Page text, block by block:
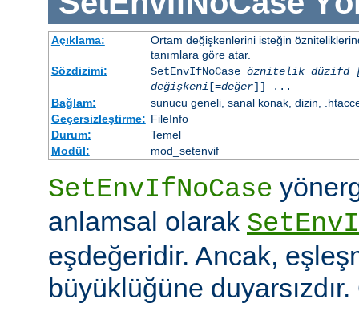
Açıklama:
Ortam değişkenlerini isteğin
tanımlara göre atar.
Sözdizimi:
SetEnvIfNoCase öznitelik düzifd
değişkeni [=değer]] ...
Bağlam:
sunucu geneli, sanal konak, dizin,
Geçersizleştirme: FileInfo
Durum:
Temel
Modül:
mod_setenvif
SetEnvIfNoCase
anlamsal olarak
eşdeğeridir. Ancak,
büyüklüğüne